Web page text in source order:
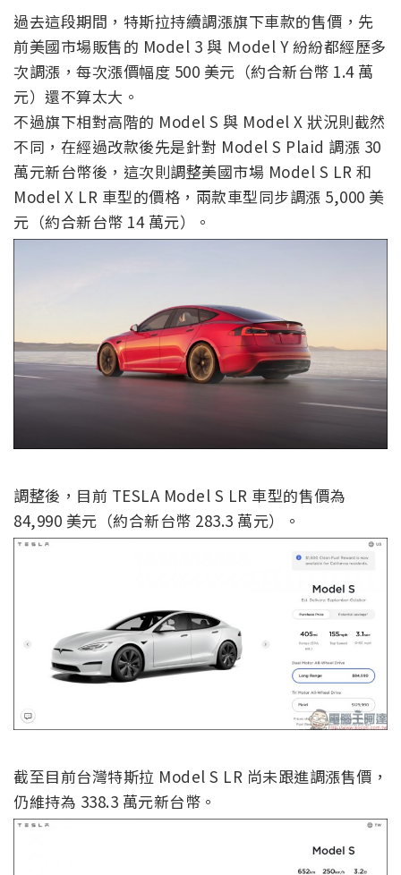
過去這段期間，特斯拉持續調漲旗下車款的售價，先
前美國市場販售的 Model 3 與 Ｍodel Y 紛紛都經歷多
次調漲，每次漲價幅度 500 美元（約合新台幣 1.4 萬
元）還不算太大。
不過旗下相對高階的 Model S 與 Model X 狀況則截然
不同，在經過改款後先是針對 Model S Plaid 調漲 30
萬元新台幣後，這次則調整美國市場 Model S LR 和
Model X LR 車型的價格，兩款車型同步調漲 5,000 美
元（約合新台幣 14 萬元）。
調整後，目前 TESLA Model S LR 車型的售價為
84,990 美元（約合新台幣 283.3 萬元）。
截至目前台灣特斯拉 Model S LR 尚未跟進調漲售價，
仍維持為 338.3 萬元新台幣。